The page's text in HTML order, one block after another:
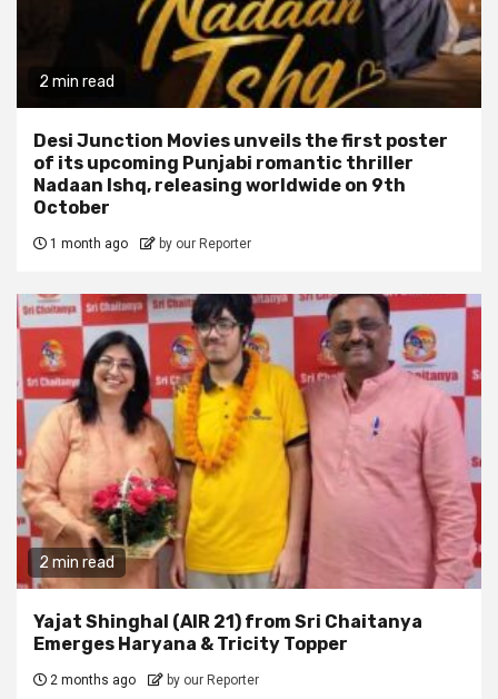
2 min read
Desi Junction Movies unveils the first poster
of its upcoming Punjabi romantic thriller
Nadaan Ishq, releasing worldwide on 9th
October
1 month ago by our Reporter
2 min read
Yajat Shinghal (AIR 21) from Sri Chaitanya
Emerges Haryana & Tricity Topper
2 months ago by our Reporter